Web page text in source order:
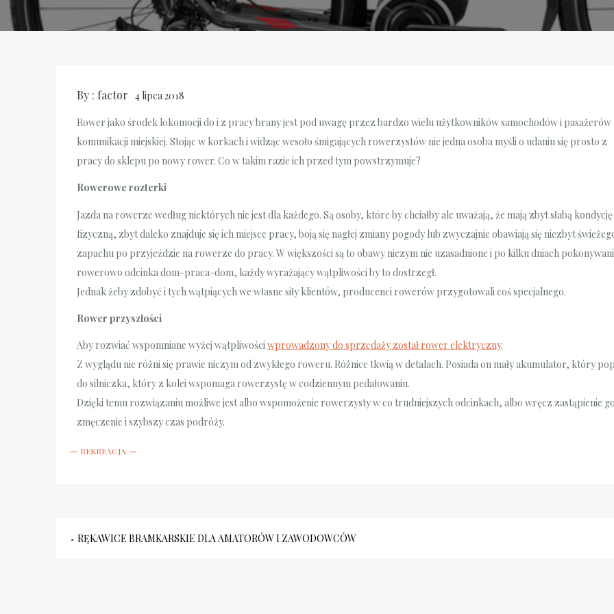
By : factor 4 lipca 2018
Rower jako środek lokomocji do i z pracy brany jest pod uwagę przez bardzo wielu użytkowników samochodów i pasażerów
komunikacji miejskiej. Stojąc w korkach i widząc wesoło śmigających rowerzystów nie jedna osoba myśli o udaniu się prosto z
pracy do sklepu po nowy rower. Co w takim razie ich przed tym powstrzymuje?
Rowerowe rozterki
Jazda na rowerze według niektórych nie jest dla każdego. Są osoby, które by chciałby ale uważają, że mają zbyt słabą kondycję
fizyczną, zbyt daleko znajduje się ich miejsce pracy, boją się nagłej zmiany pogody lub zwyczajnie obawiają się niezbyt
zapachu po przyjeździe na rowerze do pracy. W większości są to obawy niczym nie uzasadnione i po kilku dniach
rowerowo odcinka dom-praca-dom, każdy wyrażający wątpliwości by to dostrzegł.
Jednak żeby zdobyć i tych wątpiących we własne siły klientów, producenci rowerów przygotowali coś specjalnego.
Rower przyszłości
Aby rozwiać wspomniane wyżej wątpliwościwprowadzony do sprzedaży został rower elektryczny.
Z wyglądu nie różni się prawie niczym od zwykłego roweru. Różnice tkwią w detalach. Posiada on mały akumulator, który
do silniczka, który z kolei wspomaga rowerzystę w codziennym pedałowaniu.
Dzięki temu rozwiązaniu możliwe jest albo wspomożenie rowerzysty w co trudniejszych odcinkach, albo wręcz zastąpienie
zmęczenie i szybszy czas podróży.
REKREACJA
Nawigacja
RĘKAWICE BRAMKARSKIE DLA AMATORÓW I ZAWODOWCÓW